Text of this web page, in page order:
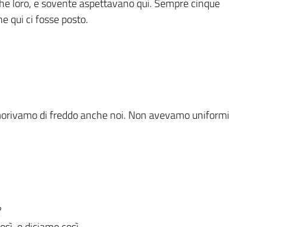
loro, e sovente aspettavano qui. Sempre cinque
qui ci fosse posto.
di freddo anche noi. Non avevamo uniformi